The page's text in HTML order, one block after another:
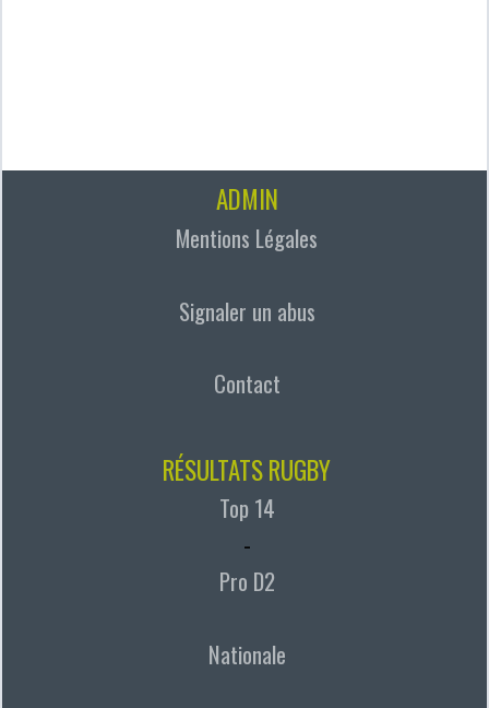
ADMIN
Mentions Légales
Signaler un abus
Contact
RÉSULTATS RUGBY
Top 14
-
Pro D2
Nationale